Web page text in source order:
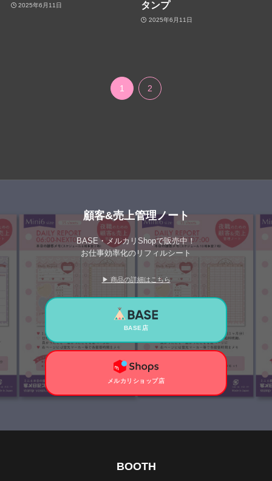
2025年6月11日 タンプ
2025年6月11日
1 2
顧客&売上管理ノート
BASE・メルカリShopで販売中！
お仕事効率化のリフィルシート
▶ 商品の詳細はこちら
BASE店
メルカリショップ店
BOOTH